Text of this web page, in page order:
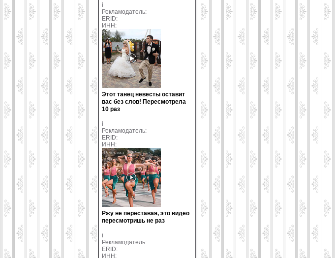
i
Рекламодатель:
ERID:
ИНН:
Этот танец невесты оставит
вас без слов! Пересмотрела
10 раз
i
Рекламодатель:
ERID:
ИНН:
Ржу не переставая, это видео
пересмотришь не раз
i
Рекламодатель:
ERID:
ИНН: